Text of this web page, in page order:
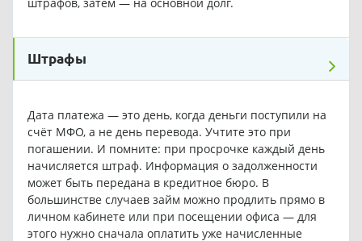
Штрафы
Дата платежа — это день, когда деньги поступили на
счёт МФО, а не день перевода. Учтите это при
погашении. И помните: при просрочке каждый день
начисляется штраф. Информация о задолженности
может быть передана в кредитное бюро. В
большинстве случаев займ можно продлить прямо в
личном кабинете или при посещении офиса — для
этого нужно сначала оплатить уже начисленные